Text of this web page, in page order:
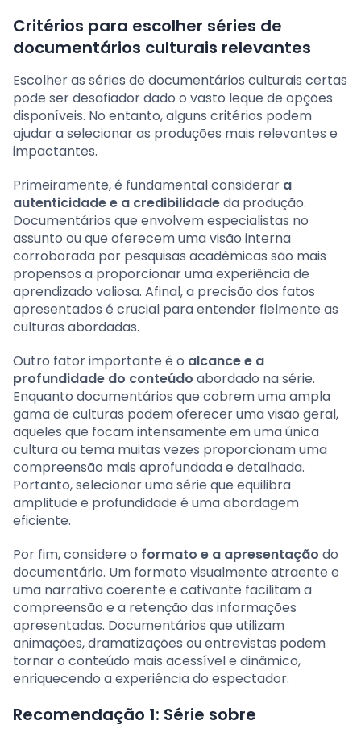
Critérios para escolher séries de
documentários culturais relevantes
Escolher as séries de documentários culturais certas
pode ser desafiador dado o vasto leque de opções
disponíveis. No entanto, alguns critérios podem
ajudar a selecionar as produções mais relevantes e
impactantes.
Primeiramente, é fundamental considerar a
autenticidade e a credibilidadeda produção.
Documentários que envolvem especialistas no
assunto ou que oferecem uma visão interna
corroborada por pesquisas acadêmicas são mais
propensos a proporcionar uma experiência de
aprendizado valiosa. Afinal, a precisão dos fatos
apresentados é crucial para entender fielmente as
culturas abordadas.
Outro fator importante é o alcance e a
profundidade do conteúdo abordado na série.
Enquanto documentários que cobrem uma ampla
gama de culturas podem oferecer uma visão geral,
aqueles que focam intensamente em uma única
cultura ou tema muitas vezes proporcionam uma
compreensão mais aprofundada e detalhada.
Portanto, selecionar uma série que equilibra
amplitude e profundidade é uma abordagem
eficiente.
Por fim, considere o formato e a apresentação do
documentário. Um formato visualmente atraente e
uma narrativa coerente e cativante facilitam a
compreensão e a retenção das informações
apresentadas. Documentários que utilizam
animações, dramatizações ou entrevistas podem
tornar o conteúdo mais acessível e dinâmico,
enriquecendo a experiência do espectador.
Recomendação 1: Série sobre